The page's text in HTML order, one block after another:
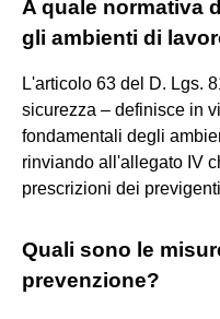
A quale normativa
gli ambienti di
L'articolo 63 del D. Lgs.
sicurezza – definisce in
fondamentali degli
rinviando all'allegato IV
prescrizioni dei
Quali sono le
prevenzione?